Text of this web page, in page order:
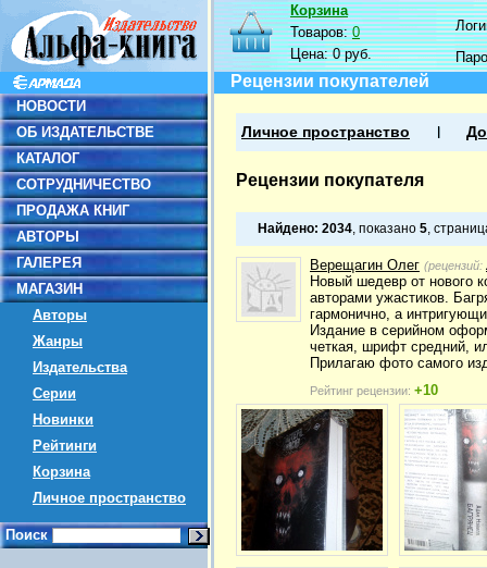
НОВОСТИ
ОБ ИЗДАТЕЛЬСТВЕ
КАТАЛОГ
СОТРУДНИЧЕСТВО
ПРОДАЖА КНИГ
АВТОРЫ
ГАЛЕРЕЯ
МАГАЗИН
Авторы
Жанры
Издательства
Серии
Новинки
Рейтинги
Корзина
Личное пространство
Поиск
Корзина
Товаров:0
Цена:0 руб.
Рецензии покупателей
Личное пространство
Рецензии покупателя
Найдено: 2034, показано 5,
Верещагин Олег (рецензий:
Новый шедевр от нового
авторами ужастиков.
гармонично, а
Издание в серийном
четкая, шрифт средний,
Прилагаю фото самого
Рейтинг рецензии: +10